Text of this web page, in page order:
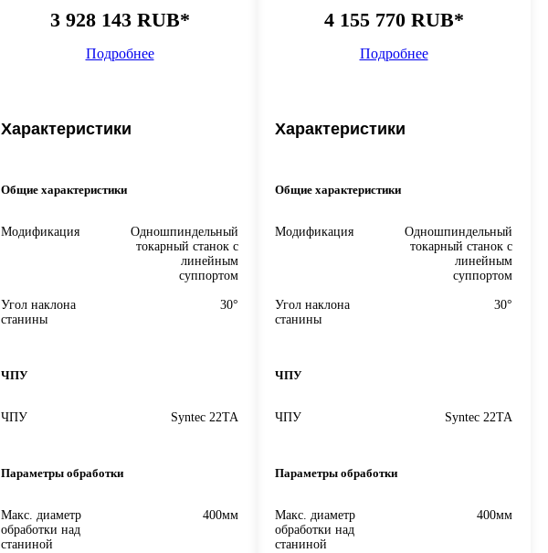
3 928 143 RUB*
Подробнее
Характеристики
Общие характеристики
Модификация
Одношпиндельный
токарный станок с
линейным
суппортом
Угол наклона
станины
30°
ЧПУ
ЧПУ Syntec 22TA
Параметры обработки
Макс. диаметр
обработки над
станиной
400мм
4 155 770 RUB*
Подробнее
Характеристики
Общие характеристики
Модификация
Одношпиндельный
токарный станок с
линейным
суппортом
Угол наклона
станины
30°
ЧПУ
ЧПУ Syntec 22TA
Параметры обработки
Макс. диаметр
обработки над
станиной
400мм